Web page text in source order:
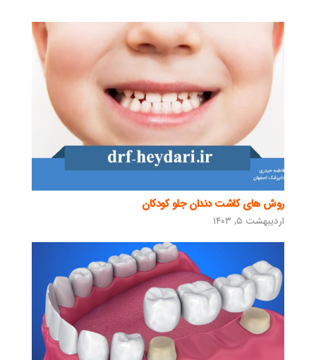
روش های کاشت دندان جلو کودکان
اردیبهشت ۵, ۱۴۰۳